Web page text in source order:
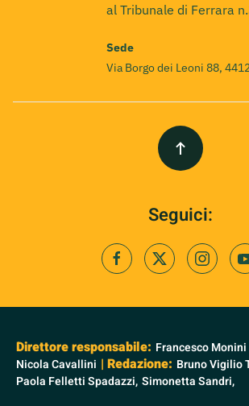
al Tribunale di Ferrara
Sede
Via Borgo dei Leoni 88,
Seguici:
Direttore responsabile: Francesco Monini
Nicola Cavallini | Redazione: Bruno Vigilio
Paola Felletti Spadazzi, Simonetta Sandri,